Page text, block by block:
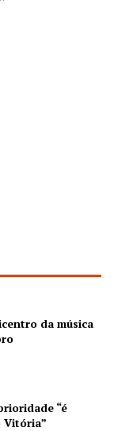
da música
“é
Vitória”